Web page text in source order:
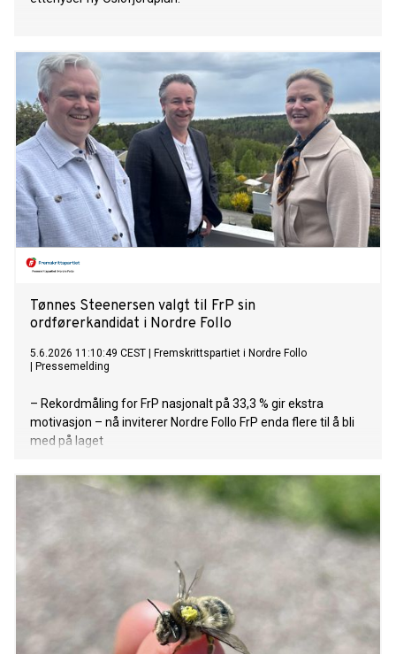
Tønnes Steenersen valgt til FrP sin
ordførerkandidat i Nordre Follo
5.6.2026 11:10:49 CEST
Fremskrittspartiet i Nordre Follo
Pressemelding
– Rekordmåling for FrP nasjonalt på 33,3 % gir ekstra
motivasjon – nå inviterer Nordre Follo FrP enda flere til å bli
med på laget